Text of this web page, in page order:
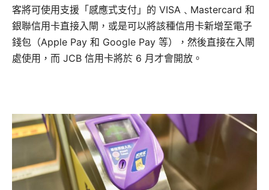
客將可使用支援「感應式支付」的 VISA﹑Mastercard 和
銀聯信用卡直接入閘，或是可以將該種信用卡新增至電子
錢包（Apple Pay 和 Google Pay 等），然後直接在入閘
處使用，而 JCB 信用卡將於 6 月才會開放。